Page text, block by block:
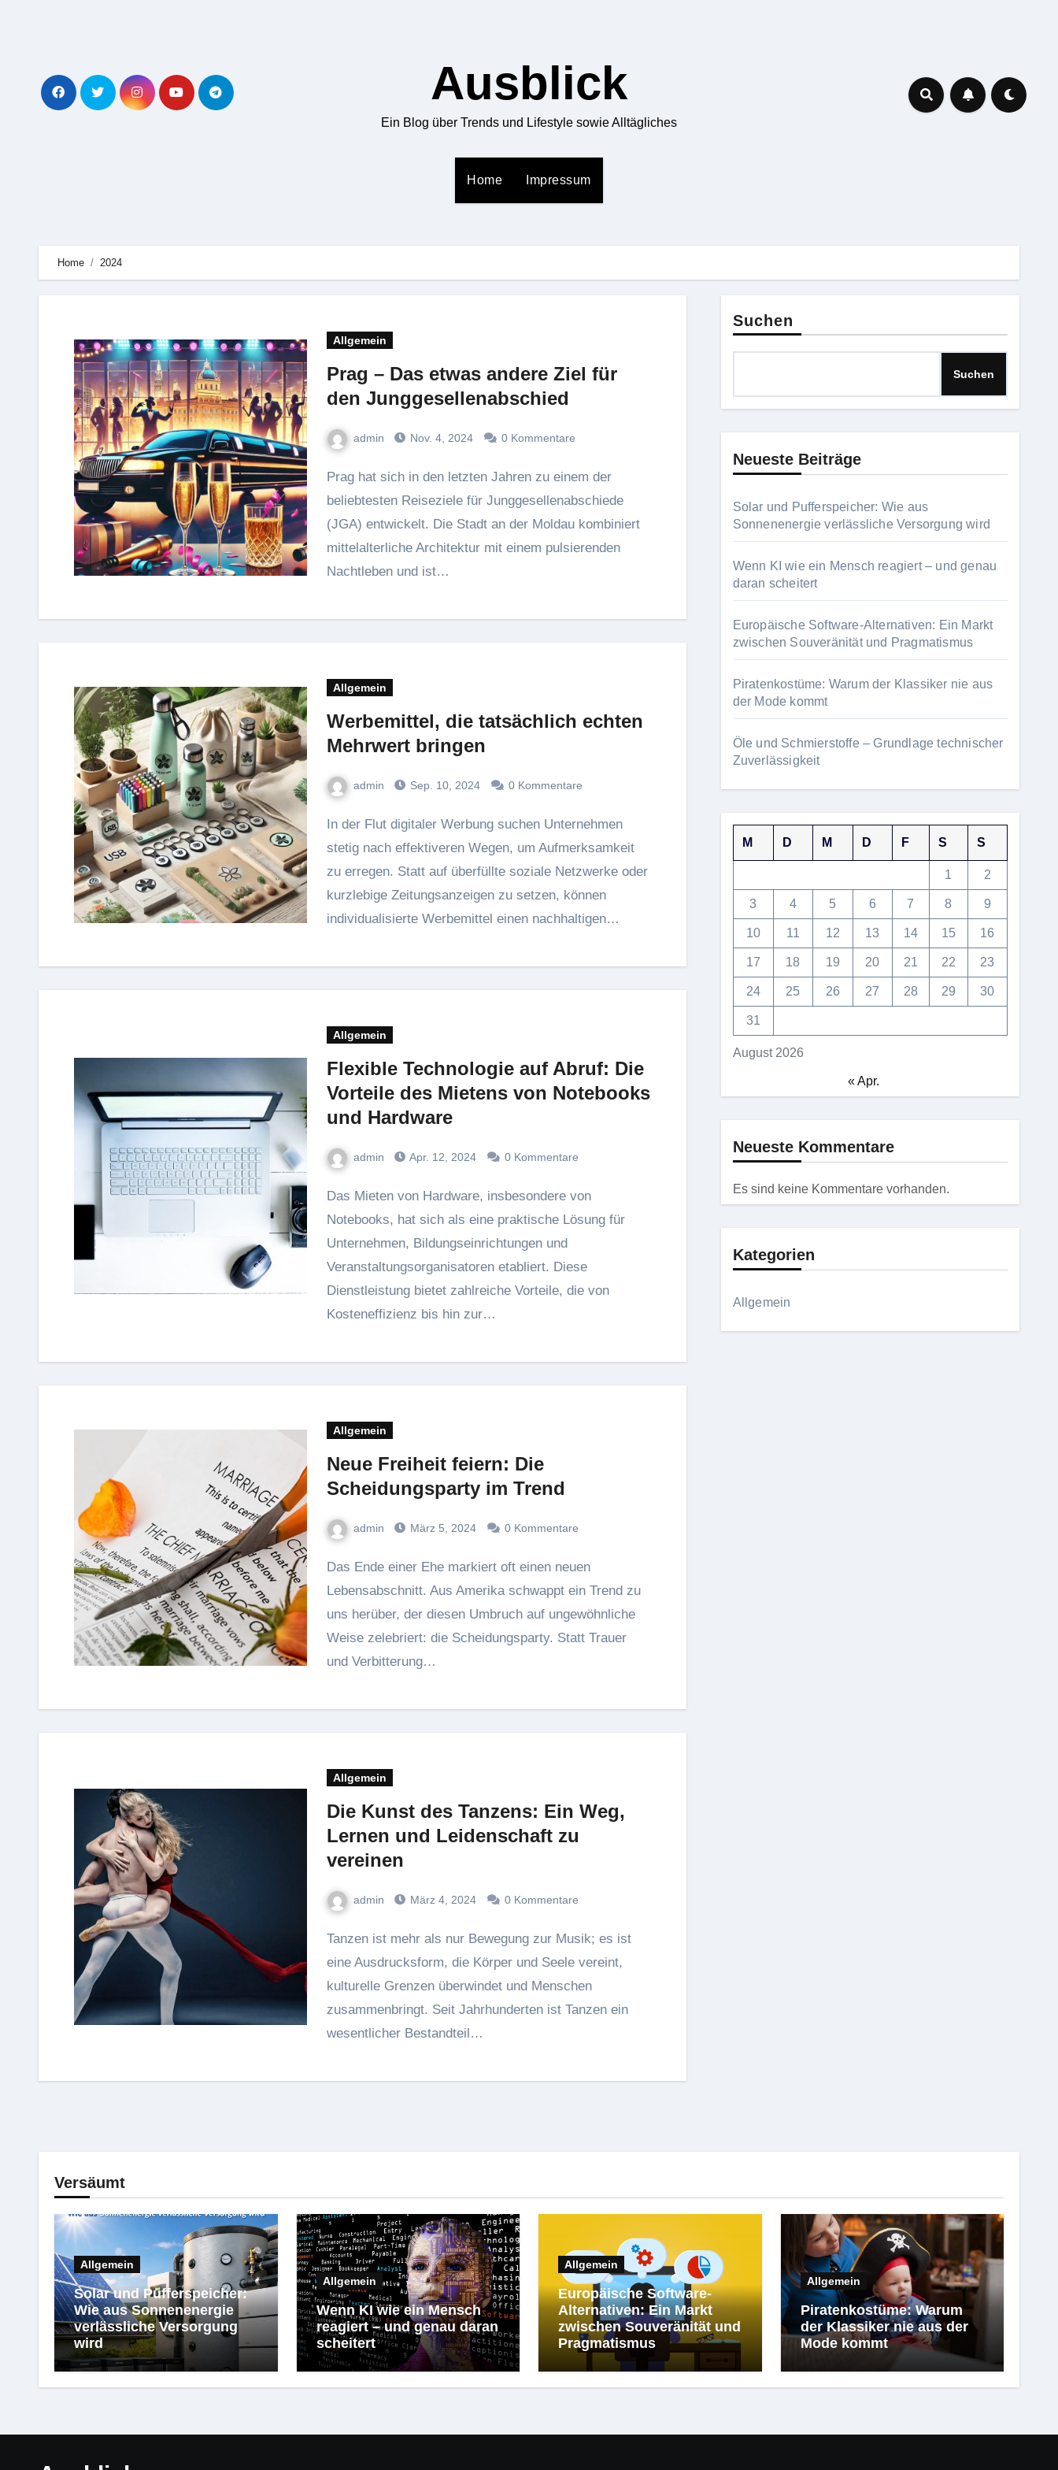
Ausblick
Ein Blog über Trends und Lifestyle sowie Alltägliches
Home Impressum
Home 2024
Allgemein
Prag – Das etwas andere Ziel für
den Junggesellenabschied
admin Nov. 4, 2024 0 Kommentare
Prag hat sich in den letzten Jahren zu einem der
beliebtesten Reiseziele für Junggesellenabschiede
(JGA) entwickelt. Die Stadt an der Moldau kombiniert
mittelalterliche Architektur mit einem pulsierenden
Nachtleben und ist…
Allgemein
Werbemittel, die tatsächlich echten
Mehrwert bringen
admin Sep. 10, 2024 0 Kommentare
In der Flut digitaler Werbung suchen Unternehmen
stetig nach effektiveren Wegen, um Aufmerksamkeit
zu erregen. Statt auf überfüllte soziale Netzwerke oder
kurzlebige Zeitungsanzeigen zu setzen, können
individualisierte Werbemittel einen nachhaltigen…
Allgemein
Flexible Technologie auf Abruf: Die
Vorteile des Mietens von Notebooks
und Hardware
admin Apr. 12, 2024 0 Kommentare
Das Mieten von Hardware, insbesondere von
Notebooks, hat sich als eine praktische Lösung für
Unternehmen, Bildungseinrichtungen und
Veranstaltungsorganisatoren etabliert. Diese
Dienstleistung bietet zahlreiche Vorteile, die von
Kosteneffizienz bis hin zur…
Allgemein
Neue Freiheit feiern: Die
Scheidungsparty im Trend
admin März 5, 2024 0 Kommentare
Das Ende einer Ehe markiert oft einen neuen
Lebensabschnitt. Aus Amerika schwappt ein Trend zu
uns herüber, der diesen Umbruch auf ungewöhnliche
Weise zelebriert: die Scheidungsparty. Statt Trauer
und Verbitterung…
Allgemein
Die Kunst des Tanzens: Ein Weg,
Lernen und Leidenschaft zu
vereinen
admin März 4, 2024 0 Kommentare
Tanzen ist mehr als nur Bewegung zur Musik; es ist
eine Ausdrucksform, die Körper und Seele vereint,
kulturelle Grenzen überwindet und Menschen
zusammenbringt. Seit Jahrhunderten ist Tanzen ein
wesentlicher Bestandteil…
Suchen
Suchen
Neueste Beiträge
Solar und Pufferspeicher: Wie aus
Sonnenenergie verlässliche Versorgung wird
Wenn KI wie ein Mensch reagiert – und genau
daran scheitert
Europäische Software-Alternativen: Ein Markt
zwischen Souveränität und Pragmatismus
Piratenkostüme: Warum der Klassiker nie aus
der Mode kommt
Öle und Schmierstoffe – Grundlage technischer
Zuverlässigkeit
August 2026
M D M D F S S
1 2
3 4 5 6 7 8 9
10 11 12 13 14 15 16
17 18 19 20 21 22 23
24 25 26 27 28 29 30
31
« Apr.
Neueste Kommentare
Es sind keine Kommentare vorhanden.
Kategorien
Allgemein
Versäumt
Allgemein
Solar und Pufferspeicher:
Wie aus Sonnenenergie
verlässliche Versorgung
wird
Allgemein
Wenn KI wie ein Mensch
reagiert – und genau daran
scheitert
Allgemein
Europäische Software-
Alternativen: Ein Markt
zwischen Souveränität und
Pragmatismus
Allgemein
Piratenkostüme: Warum
der Klassiker nie aus der
Mode kommt